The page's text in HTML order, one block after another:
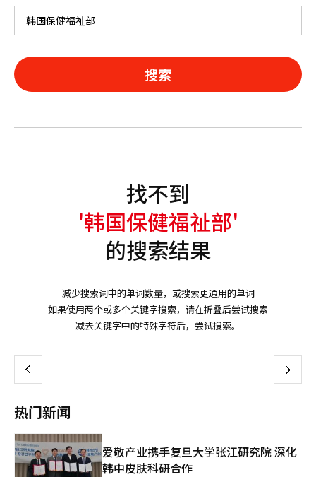
搜索
找不到
'韩国保健福祉部'
的搜索结果
减少搜索词中的单词数量，或搜索更通用的单词
如果使用两个或多个关键字搜索，请在折叠后尝试搜索
减去关键字中的特殊字符后，尝试搜索。
上 下
热门新闻
爱敬产业携手复旦大学张江研究院 深化
韩中皮肤科研合作